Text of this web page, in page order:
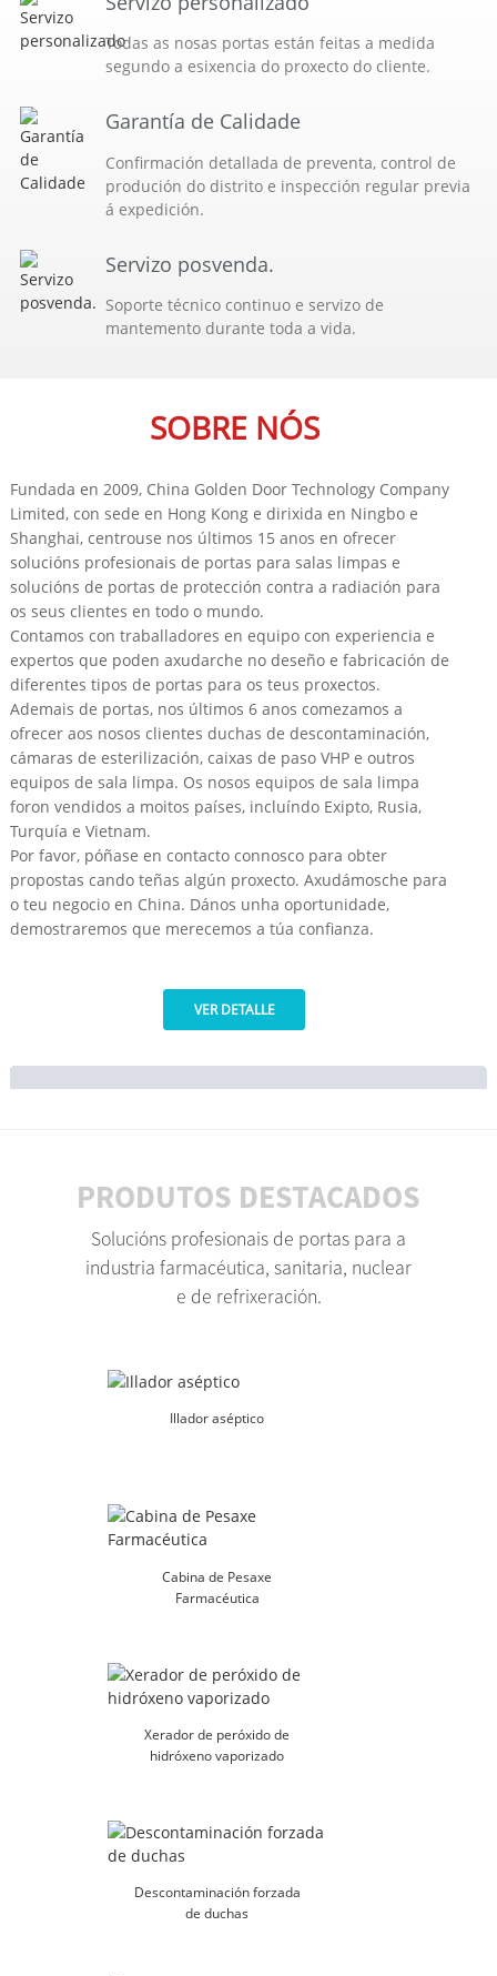
Todas as nosas portas están feitas a medida
segundo a esixencia do proxecto do cliente.
Garantía de Calidade
Confirmación detallada de preventa, control de
produción do distrito e inspección regular previa
á expedición.
Servizo posvenda.
Soporte técnico continuo e servizo de
mantemento durante toda a vida.
SOBRE NÓS
Fundada en 2009, China Golden Door Technology Company
Limited, con sede en Hong Kong e dirixida en Ningbo e
Shanghai, centrouse nos últimos 15 anos en ofrecer
solucións profesionais de portas para salas limpas e
solucións de portas de protección contra a radiación para
os seus clientes en todo o mundo.
Contamos con traballadores en equipo con experiencia e
expertos que poden axudarche no deseño e fabricación de
diferentes tipos de portas para os teus proxectos.
Ademais de portas, nos últimos 6 anos comezamos a
ofrecer aos nosos clientes duchas de descontaminación,
cámaras de esterilización, caixas de paso VHP e outros
equipos de sala limpa. Os nosos equipos de sala limpa
foron vendidos a moitos países, incluíndo Exipto, Rusia,
Turquía e Vietnam.
Por favor, póñase en contacto connosco para obter
propostas cando teñas algún proxecto. Axudámosche para
o teu negocio en China. Dános unha oportunidade,
demostraremos que merecemos a túa confianza.
VER DETALLE
PRODUTOS DESTACADOS
Solucións profesionais de portas para a
industria farmacéutica, sanitaria, nuclear
e de refrixeración.
Illador aséptico
Cabina de Pesaxe
Farmacéutica
Xerador de peróxido de
hidróxeno vaporizado
Descontaminación forzada
de duchas